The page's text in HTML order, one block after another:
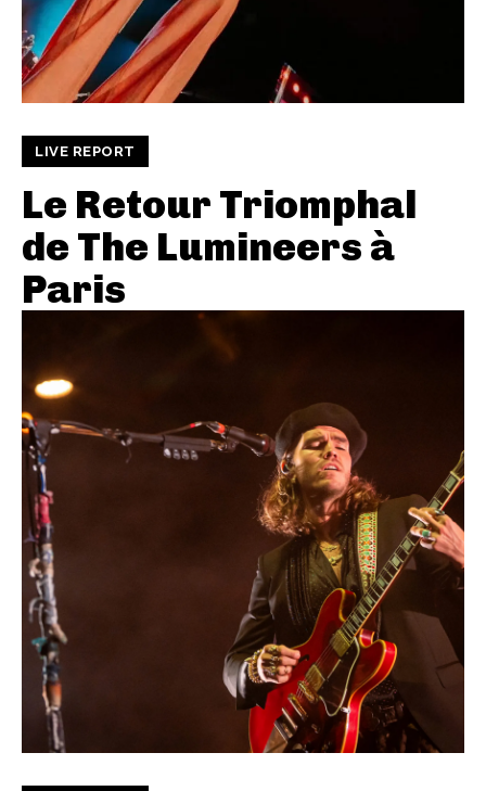
LIVE REPORT
Le Retour Triomphal
de The Lumineers à
Paris